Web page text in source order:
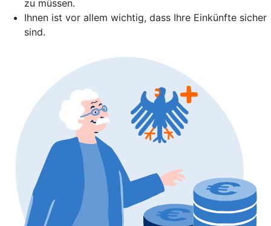
zu müssen.
Ihnen ist vor allem wichtig, dass Ihre Einkünfte sicher
sind.